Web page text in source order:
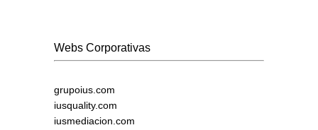
Webs Corporativas
grupoius.com
iusquality.com
iusmediacion.com